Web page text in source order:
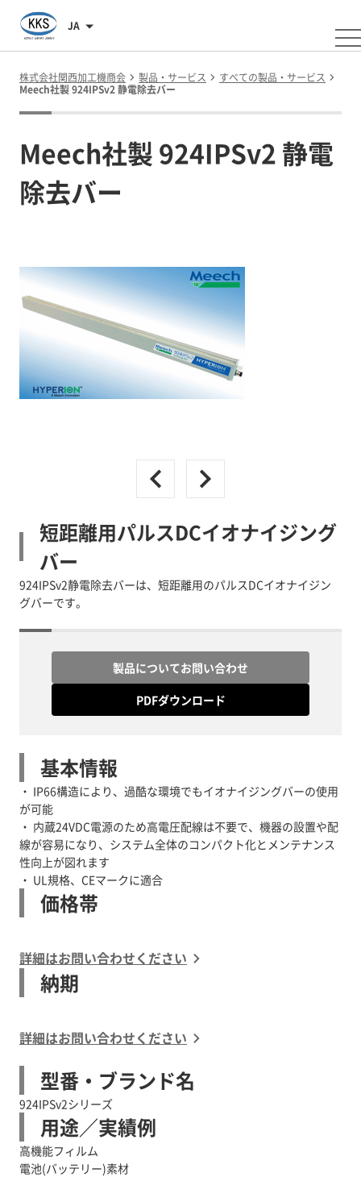
JA
株式会社関西加工機商会 製品・サービス
すべての製品・サービス
Meech社製 924IPSv2 静電除去バー
Meech社製 924IPSv2 静電
除去バー
短距離用パルスDCイオナイジング
バー
924IPSv2静電除去バーは、短距離用のパルスDCイオナイジン
グバーです。
製品についてお問い合わせ
PDFダウンロード
基本情報
・ IP66構造により、過酷な環境でもイオナイジングバーの使用
が可能
・ 内蔵24VDC電源のため高電圧配線は不要で、機器の設置や配
線が容易になり、システム全体のコンパクト化とメンテナンス
性向上が図れます
・ UL規格、CEマークに適合
価格帯
詳細はお問い合わせください
納期
詳細はお問い合わせください
型番・ブランド名
924IPSv2シリーズ
用途／実績例
高機能フィルム
電池(バッテリー)素材